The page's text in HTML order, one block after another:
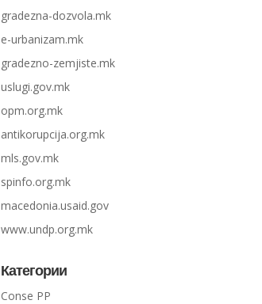
gradezna-dozvola.mk
e-urbanizam.mk
gradezno-zemjiste.mk
uslugi.gov.mk
opm.org.mk
antikorupcija.org.mk
mls.gov.mk
spinfo.org.mk
macedonia.usaid.gov
www.undp.org.mk
Категории
Conse PP